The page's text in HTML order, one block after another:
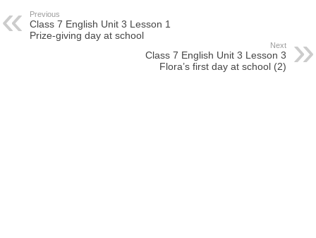
Previous
Class 7 English Unit 3 Lesson 1
Prize-giving day at school
Next
Class 7 English Unit 3 Lesson 3
Flora’s first day at school (2)